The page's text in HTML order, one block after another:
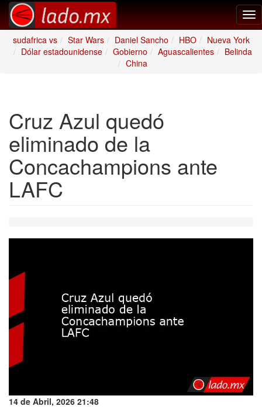
sudafrica vs
Star Wars Daniel Sancho HBO
Nueva York
Dólar estadounidense
Gobierno Aguascalientes
Belinda
China
Cruz Azul quedó
eliminado de la
Concachampions ante
LAFC
14 de Abril, 2026 21:48